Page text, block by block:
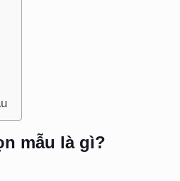
mẫu là gì?